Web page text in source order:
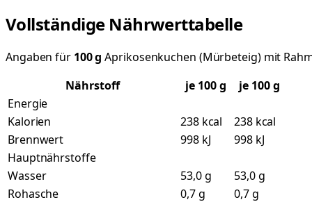
Vollständige Nährwerttabelle
Angaben für 100g Aprikosenkuchen (Mürbeteig) mit
Nährstoff
je 100g
je 100 g
Energie
Kalorien
238 kcal
238 kcal
Brennwert
998 kJ
998 kJ
Hauptnährstoffe
Wasser
53,0 g
53,0 g
Rohasche
0,7 g
0,7 g